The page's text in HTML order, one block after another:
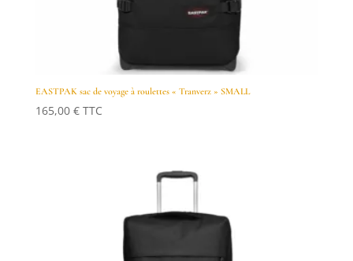
EASTPAK sac de voyage à roulettes « Tranverz » SMALL
165,00 € TTC